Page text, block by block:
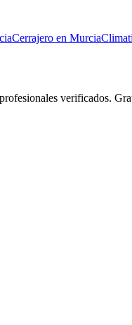
Cerrajero en Murcia
verificados.